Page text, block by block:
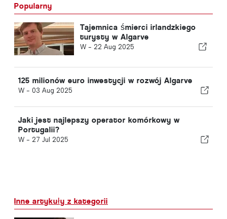
Popularny
Tajemnica śmierci irlandzkiego
turysty w Algarve
W - 22 Aug 2025
125 milionów euro inwestycji w rozwój Algarve
W - 03 Aug 2025
Jaki jest najlepszy operator komórkowy w
Portugalii?
W - 27 Jul 2025
Inne artykuły z kategorii